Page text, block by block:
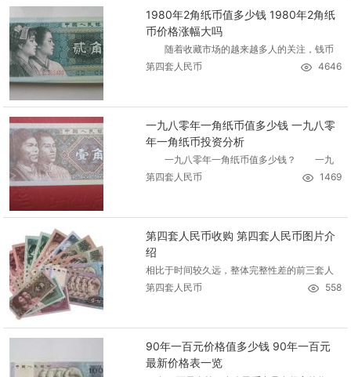
1980年2角纸币值多少钱 1980年2角纸
币价格涨幅大吗
随着收藏市场的越来越多人的关注，钱币
第四套人民币
4646
一九八零年一角纸币值多少钱 一九八零
年一角纸币投资分析
一九八零年一角纸币值多少钱？ 一九
第四套人民币
1469
第四套人民币收购 第四套人民币图片介
绍
相比于时间较久远，整体完整性差的前三套人
第四套人民币
558
90年一百元价格值多少钱 90年一百元
最新价格表一览